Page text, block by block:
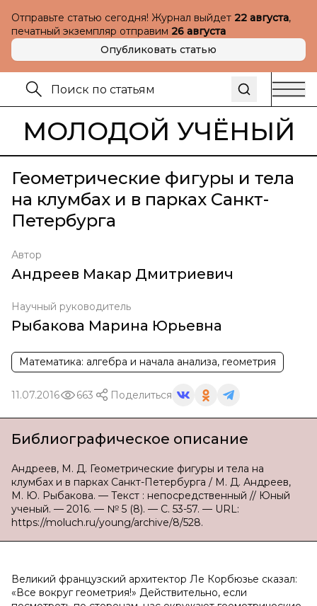
Отправьте статью сегодня! Журнал выйдет 22 августа,
печатный экземпляр отправим 26 августа
Опубликовать статью
МОЛОДОЙ УЧЁНЫЙ
Геометрические фигуры и тела
на клумбах и в парках Санкт-
Петербурга
Автор
Андреев Макар Дмитриевич
Научный руководитель
Рыбакова Марина Юрьевна
Математика: алгебра и начала анализа, геометрия
11.07.2016 663 Поделиться
Библиографическое описание
Андреев, М. Д. Геометрические фигуры и тела на
клумбах и в парках Санкт-Петербурга / М. Д. Андреев,
М. Ю. Рыбакова. — Текст : непосредственный // Юный
ученый. — 2016. — № 5 (8). — С. 53-57. — URL:
https://moluch.ru/young/archive/8/528.
Великий французский архитектор Ле Корбюзье сказал:
«Все вокруг геометрия!» Действительно, если